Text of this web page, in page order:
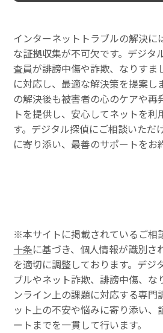
インターネットトラブルの解決に
な証拠収集が不可欠です。デジタ
査員が誹謗中傷や詐欺、なりすま
に対応し、最適な解決策を提案し
の解決後も被害者の心のケアや再
トを提供し、安心してネットを利
す。デジタル探偵にご相談いただ
に寄り添い、最善のサポートをお
※本サイトに掲載されているご相
十条に基づき、個人情報が識別さ
を適切に調整しております。デジ
ブルやネット詐欺、誹謗中傷、な
ンライン上の課題に対応する専門
ット上の不安や悩みに寄り添い、
ートまでを一貫して行います。